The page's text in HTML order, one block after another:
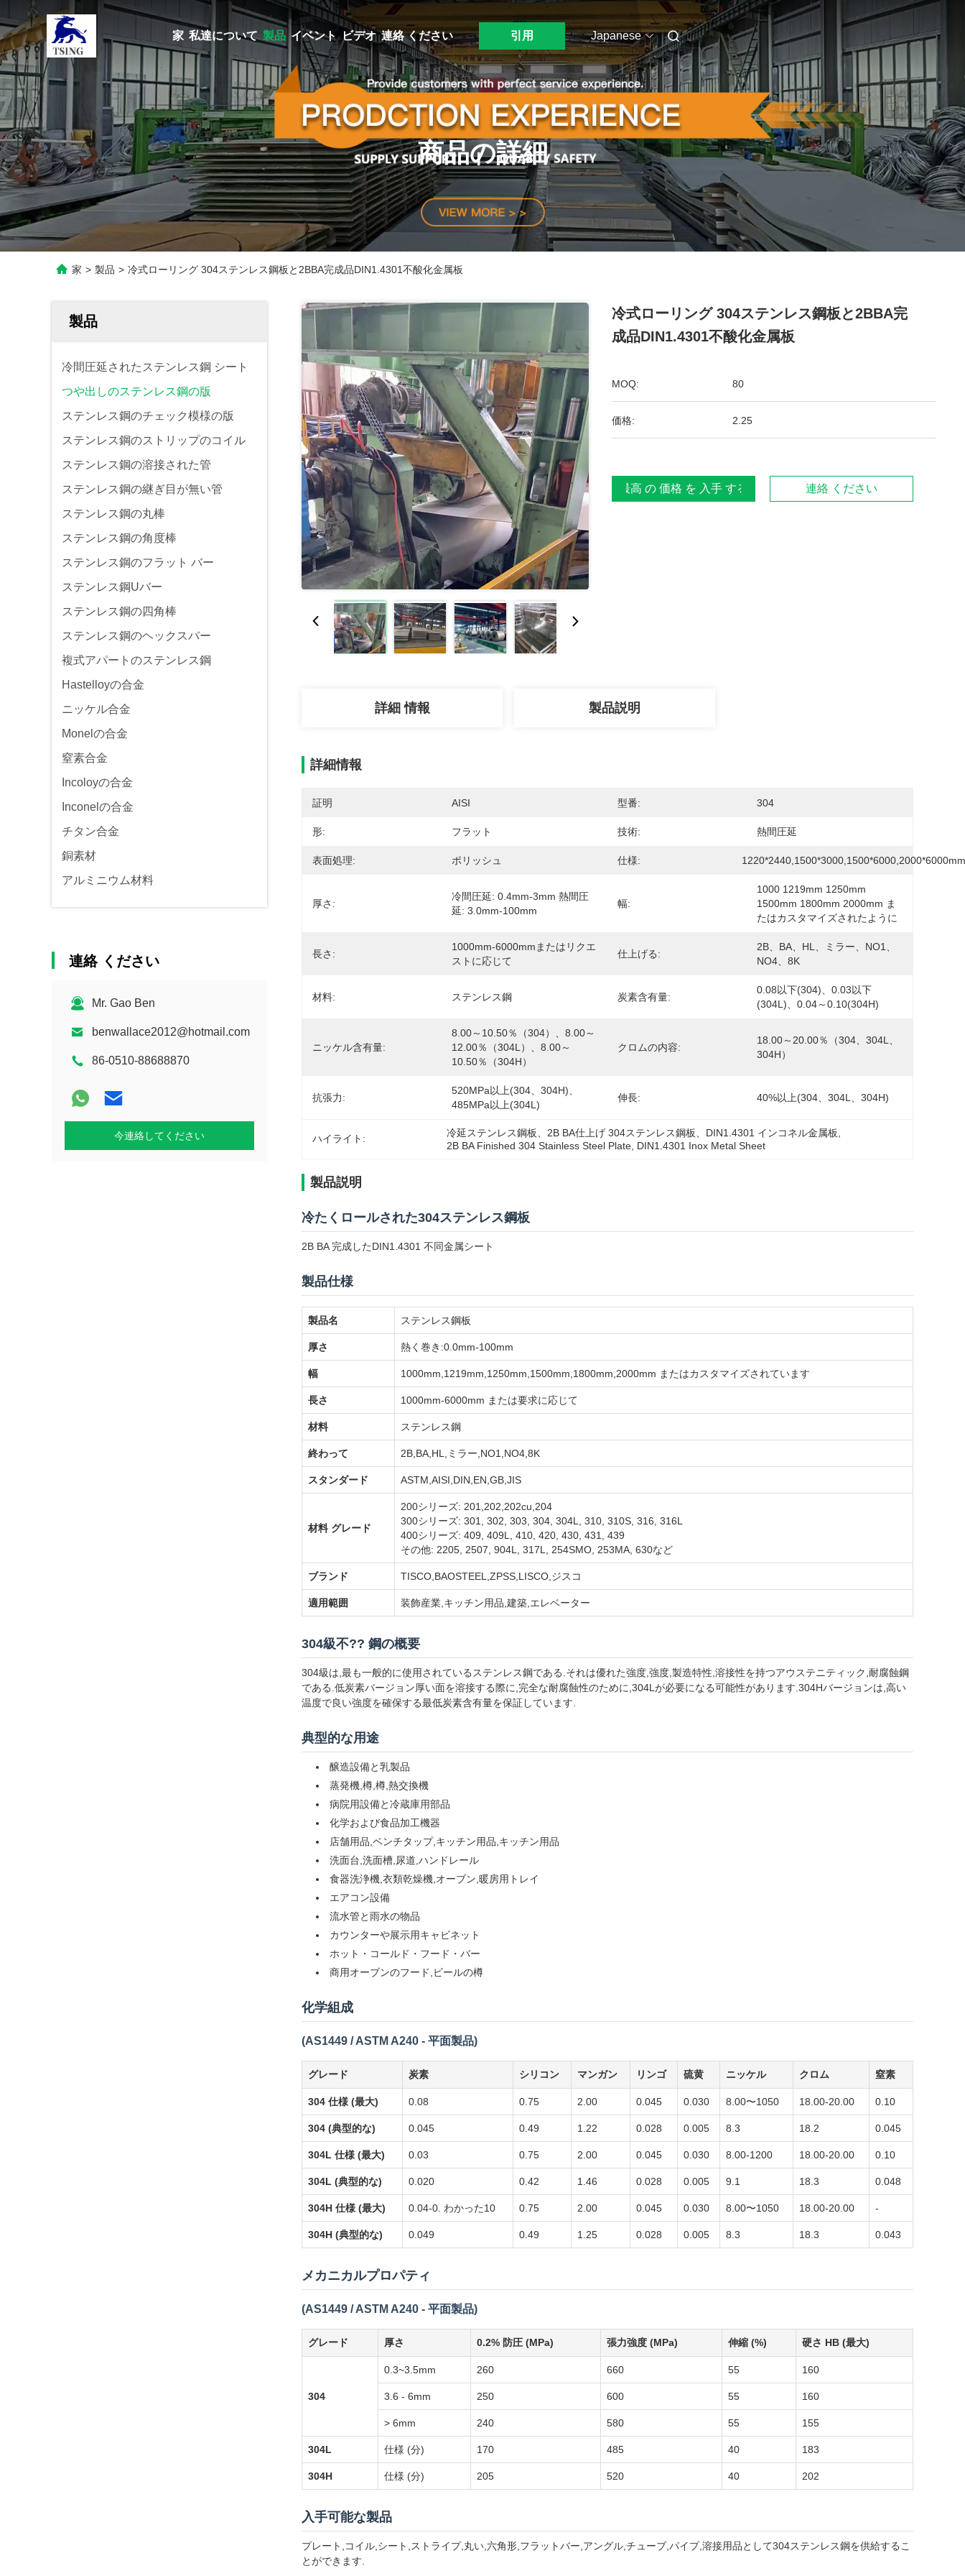
家 私達について 製品 イベント ビデオ 連絡 ください 引用 Japanese
商品の詳細
家 > 製品 > 冷式ローリング 304ステンレス鋼板と2BBA完成品DIN1.4301不酸化金属板
製品
冷間圧延されたステンレス鋼 シート
つや出しのステンレス鋼の版
ステンレス鋼のチェック模様の版
ステンレス鋼のストリップのコイル
ステンレス鋼の溶接された管
ステンレス鋼の継ぎ目が無い管
ステンレス鋼の丸棒
ステンレス鋼の角度棒
ステンレス鋼のフラット バー
ステンレス鋼Uバー
ステンレス鋼の四角棒
ステンレス鋼のヘックスバー
複式アパートのステンレス鋼
Hastelloyの合金
ニッケル合金
Monelの合金
窒素合金
Incoloyの合金
Inconelの合金
チタン合金
銅素材
アルミニウム材料
連絡 ください
Mr. Gao Ben
benwallace2012@hotmail.com
86-0510-88688870
今連絡してください
冷式ローリング 304ステンレス鋼板と2BBA完
成品DIN1.4301不酸化金属板
MOQ: 80
価格: 2.25
最高 の 価格 を 入手 する 連絡 ください
詳細 情報 製品説明
詳細情報
証明 AISI 型番: 304
形: フラット 技術: 熱間圧延
表面処理: ポリッシュ 仕様: 1220*2440,1500*3000,1500*6000,2000*6000mm
厚さ:
冷間圧延: 0.4mm-3mm 熱間圧
延: 3.0mm-100mm
幅:
1000 1219mm 1250mm
1500mm 1800mm 2000mm ま
たはカスタマイズされたように
長さ:
1000mm-6000mmまたはリクエ
ストに応じて
仕上げる:
2B、BA、HL、ミラー、NO1、
NO4、8K
材料: ステンレス鋼 炭素含有量:
0.08以下(304)、0.03以下
(304L)、0.04～0.10(304H)
ニッケル含有量:
8.00～10.50％（304）、8.00～
12.00％（304L）、8.00～
10.50％（304H）
クロムの内容:
18.00～20.00％（304、304L、
304H）
抗張力:
520MPa以上(304、304H)、
485MPa以上(304L)
伸長: 40%以上(304、304L、304H)
ハイライト: 冷延ステンレス鋼板、2B BA仕上げ 304ステンレス鋼板、DIN1.4301 インコネル金属板
2B BA Finished 304 Stainless Steel Plate DIN1.4301 Inox Metal Sheet
製品説明
冷たくロールされた304ステンレス鋼板
2B BA 完成したDIN1.4301 不同金属シート
製品仕様
製品名 ステンレス鋼板
厚さ 熱く巻き:0.0mm-100mm
幅 1000mm,1219mm,1250mm,1500mm,1800mm,2000mm またはカスタマイズされています
長さ 1000mm-6000mm または要求に応じて
材料 ステンレス鋼
終わって 2B,BA,HL,ミラー,NO1,NO4,8K
スタンダード ASTM,AISI,DIN,EN,GB,JIS
材料 グレード
200シリーズ: 201,202,202cu,204
300シリーズ: 301, 302, 303, 304, 304L, 310, 310S, 316, 316L
400シリーズ: 409, 409L, 410, 420, 430, 431, 439
その他: 2205, 2507, 904L, 317L, 254SMO, 253MA, 630など
ブランド TISCO,BAOSTEEL,ZPSS,LISCO,ジスコ
適用範囲 装飾産業,キッチン用品,建築,エレベーター
304級不?? 鋼の概要
304級は,最も一般的に使用されているステンレス鋼である.それは優れた強度,強度,製造特性,溶接性を持つアウステニティック,耐腐蝕鋼
である.低炭素バージョン厚い面を溶接する際に,完全な耐腐蝕性のために,304Lが必要になる可能性があります.304Hバージョンは,高い
温度で良い強度を確保する最低炭素含有量を保証しています.
典型的な用途
醸造設備と乳製品
蒸発機,樽,樽,熱交換機
病院用設備と冷蔵庫用部品
化学および食品加工機器
店舗用品,ベンチタップ,キッチン用品,キッチン用品
洗面台,洗面槽,尿道,ハンドレール
食器洗浄機,衣類乾燥機,オーブン,暖房用トレイ
エアコン設備
流水管と雨水の物品
カウンターや展示用キャビネット
ホット・コールド・フード・バー
商用オーブンのフード,ビールの樽
化学組成
(AS1449 / ASTM A240 - 平面製品)
グレード 炭素 シリコン マンガン リンゴ 硫黄 ニッケル クロム 窒素
304 仕様 (最大) 0.08 0.75 2.00 0.045 0.030 8.00〜1050 18.00-20.00 0.10
304 (典型的な) 0.045 0.49 1.22 0.028 0.005 8.3 18.2 0.045
304L 仕様 (最大) 0.03 0.75 2.00 0.045 0.030 8.00-1200 18.00-20.00 0.10
304L (典型的な) 0.020 0.42 1.46 0.028 0.005 9.1 18.3 0.048
304H 仕様 (最大) 0.04-0. わかった10 0.75 2.00 0.045 0.030 8.00〜1050 18.00-20.00 -
304H (典型的な) 0.049 0.49 1.25 0.028 0.005 8.3 18.3 0.043
メカニカルプロパティ
(AS1449 / ASTM A240 - 平面製品)
グレード 厚さ 0.2% 防圧 (MPa) 張力強度 (MPa) 伸縮 (%) 硬さ HB (最大)
304
0.3~3.5mm 260 660 55 160
3.6 - 6mm 250 600 55 160
> 6mm 240 580 55 155
304L 仕様 (分) 170 485 40 183
304H 仕様 (分) 205 520 40 202
入手可能な製品
プレート,コイル,シート,ストライプ,丸い,六角形,フラットバー,アングル,チューブ,パイプ,溶接用品として304ステンレス鋼を供給するこ
とができます.